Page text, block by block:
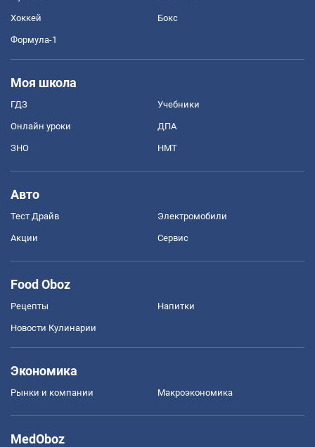
Хоккей Бокс
Формула-1
Моя школа
ГДЗ Учебники
Онлайн уроки ДПА
ЗНО НМТ
Авто
Тест Драйв Электромобили
Акции Сервис
Food Oboz
Рецепты Напитки
Новости Кулинарии
Экономика
Рынки и компании Mакроэкономика
MedOboz